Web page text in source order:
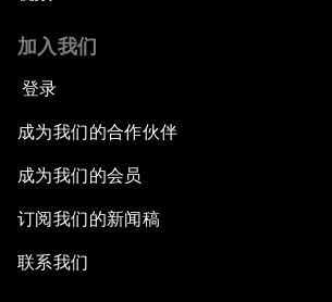
加入我们
登录
成为我们的合作伙伴
成为我们的会员
订阅我们的新闻稿
联系我们